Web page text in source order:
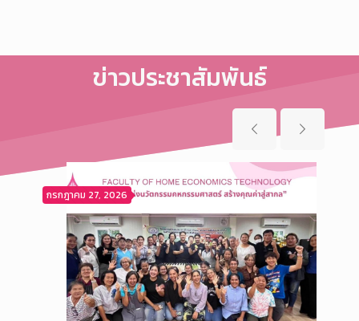
ข่าวประชาสัมพันธ์
กรกฎาคม 27, 2026